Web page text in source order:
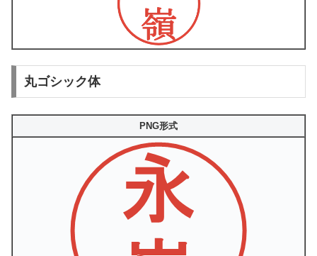
丸ゴシック体
PNG形式